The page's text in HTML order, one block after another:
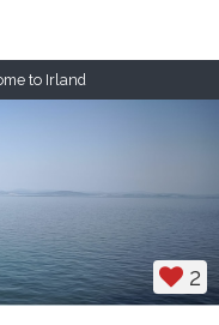
to Irland
2